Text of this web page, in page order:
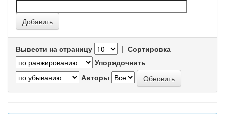
Вывести на страницу | Сортировка
Упорядочнить
Авторы